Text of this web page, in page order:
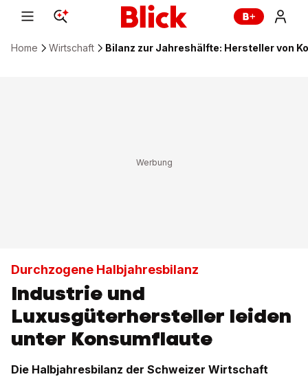
Home Wirtschaft Bilanz zur Jahreshälfte: Hersteller von
Durchzogene Halbjahresbilanz
Industrie und
Luxusgüterhersteller leiden
unter Konsumflaute
Die Halbjahresbilanz der Schweizer Wirtschaft